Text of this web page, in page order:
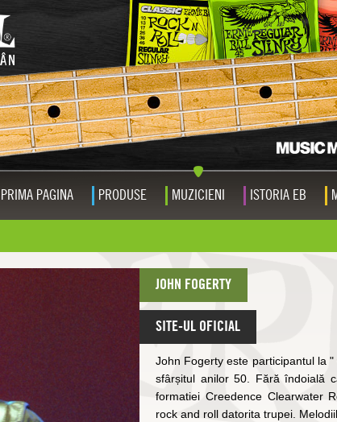
PRIMA PAGINA PRODUSE MUZICIENI ISTORIA EB
JOHN FOGERTY
SITE-UL OFICIAL
John Fogerty este participantul la
sfârșitul anilor 50. Fără îndoială
formatiei Creedence Clearwater
rock and roll datorita trupei.